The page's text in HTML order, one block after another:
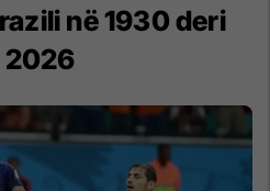
në 1930 deri
2026